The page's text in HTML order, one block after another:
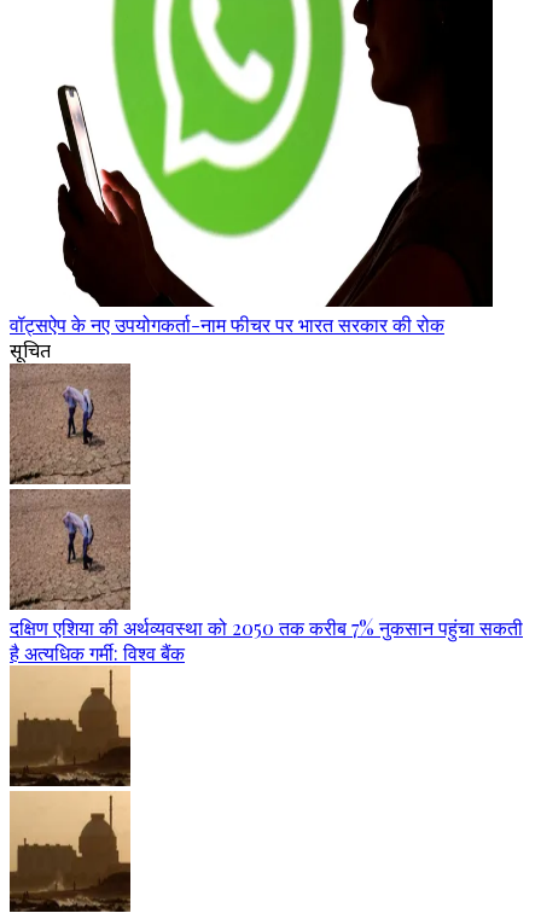
वॉट्सऐप के नए उपयोगकर्ता-नाम फीचर पर भारत सरकार की रोक
सूचित
दक्षिण एशिया की अर्थव्यवस्था को 2050 तक करीब 7% नुकसान पहुंचा सकती
है अत्यधिक गर्मी: विश्व बैंक